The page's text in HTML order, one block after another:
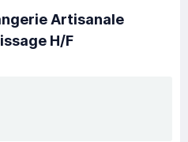
Artisanale
H/F